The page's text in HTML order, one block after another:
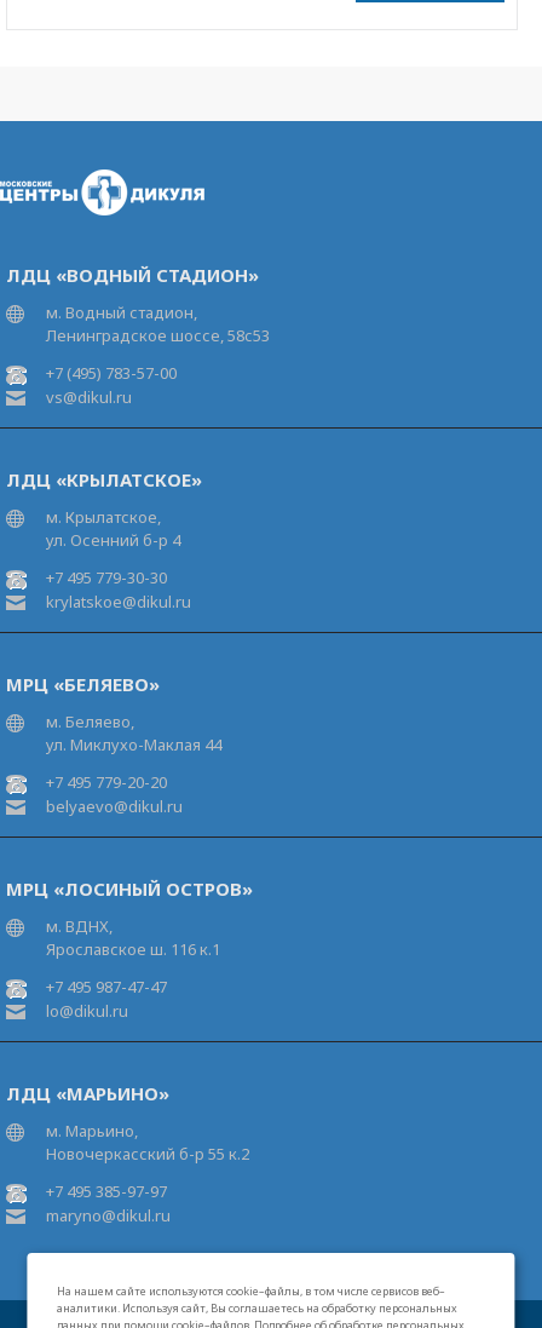
На нашем сайте используются cookie–файлы, в том числе сервисов веб–
аналитики. Используя сайт, Вы соглашаетесь на обработку персональных
ЛДЦ «ВОДНЫЙ СТАДИОН»
м. Водный стадион,
Ленинградское шоссе, 58с53
+7 (495) 783-57-00
vs@dikul.ru
ЛДЦ «КРЫЛАТСКОЕ»
м. Крылатское,
ул. Осенний б-р 4
+7 495 779-30-30
krylatskoe@dikul.ru
МРЦ «БЕЛЯЕВО»
м. Беляево,
ул. Миклухо-Маклая 44
+7 495 779-20-20
belyaevo@dikul.ru
МРЦ «ЛОСИНЫЙ ОСТРОВ»
м. ВДНХ,
Ярославское ш. 116 к.1
+7 495 987-47-47
lo@dikul.ru
ЛДЦ «МАРЬИНО»
м. Марьино,
Новочеркасский б-р 55 к.2
+7 495 385-97-97
maryno@dikul.ru